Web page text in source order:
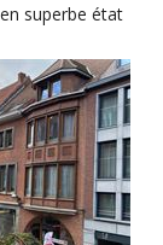
superbe état